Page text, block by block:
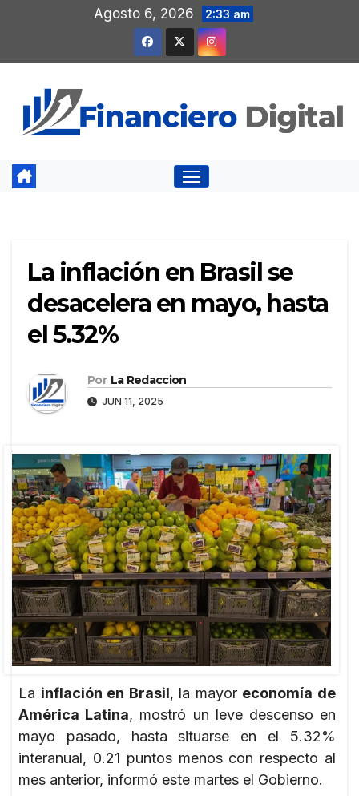
contenido
Agosto 6, 2026 2:33 am
La inflación en Brasil se
desacelera en mayo, hasta
el 5.32%
Por La Redaccion
JUN 11, 2025
La inflación en Brasil, la mayor economía de
América Latina, mostró un leve descenso en
mayo pasado, hasta situarse en el 5.32%
interanual, 0.21 puntos menos con respecto al
mes anterior, informó este martes el Gobierno.